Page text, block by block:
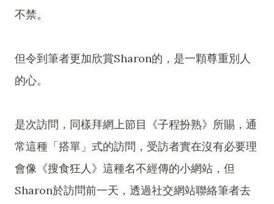
不禁。
但令到筆者更加欣賞Sharon的，是一顆尊重別人
的心。
是次訪問，同樣拜網上節目《子程扮熟》所賜，通
常這種「搭單」式的訪問，受訪者實在沒有必要理
會像《搜食狂人》這種名不經傳的小網站，但
Sharon於訪問前一天，透過社交網站聯絡筆者去